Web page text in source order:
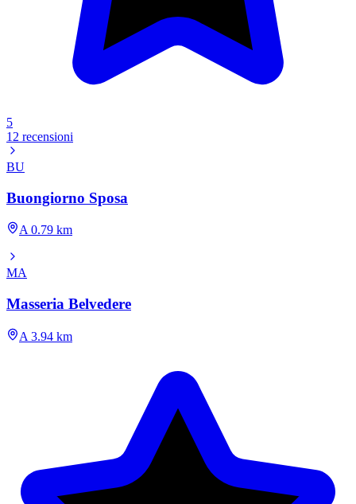
5
12 recensioni
BU
Buongiorno Sposa
A 0.79 km
MA
Masseria Belvedere
A 3.94 km